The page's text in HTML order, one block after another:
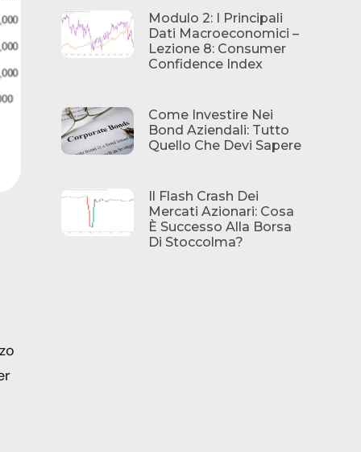
Modulo 2: I Principali
Dati Macroeconomici –
Lezione 8: Consumer
Confidence Index
Come Investire Nei
Bond Aziendali: Tutto
Quello Che Devi Sapere
Il Flash Crash Dei
Mercati Azionari: Cosa
È Successo Alla Borsa
Di Stoccolma?